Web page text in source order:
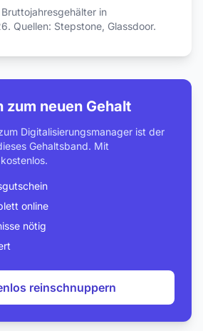
in
Quellen: Stepstone, Glassdoor.
zum neuen Gehalt
Digitalisierungsmanager ist der
Gehaltsband. Mit
online
nötig
reinschnuppern